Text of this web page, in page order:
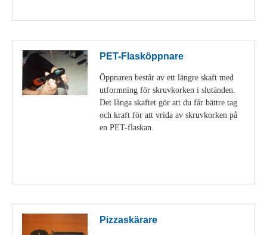
PET-Flasköppnare
Öppnaren består av ett längre skaft med
utformning för skruvkorken i slutänden.
Det långa skaftet gör att du får bättre tag
och kraft för att vrida av skruvkorken på
en PET-flaskan.
Pizzaskärare